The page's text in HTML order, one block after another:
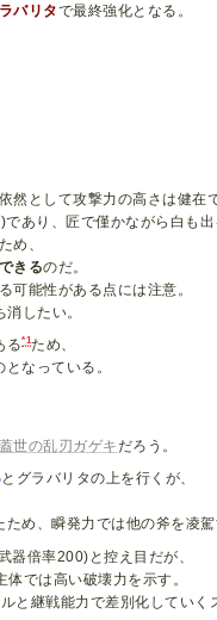
バリタで最終強化となる。
として攻撃力の高さは健在
あり、匠で僅かながら白も出
め、
きるのだ。
可能性がある点には注意。
したい。
る*1ため、
なっている。
世の乱刃ガゲキだろう。
とグラバリタの上を行くが、
め、瞬発力では他の斧を凌駕
器倍率200)と控え目だが、
体では高い破壊力を示す。
と継戦能力で差別化していく